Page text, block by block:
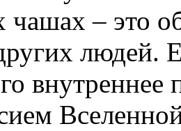
– это
людей.
внутреннее